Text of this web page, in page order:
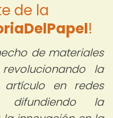
de la
!
de materiales
la
artículo en redes
la